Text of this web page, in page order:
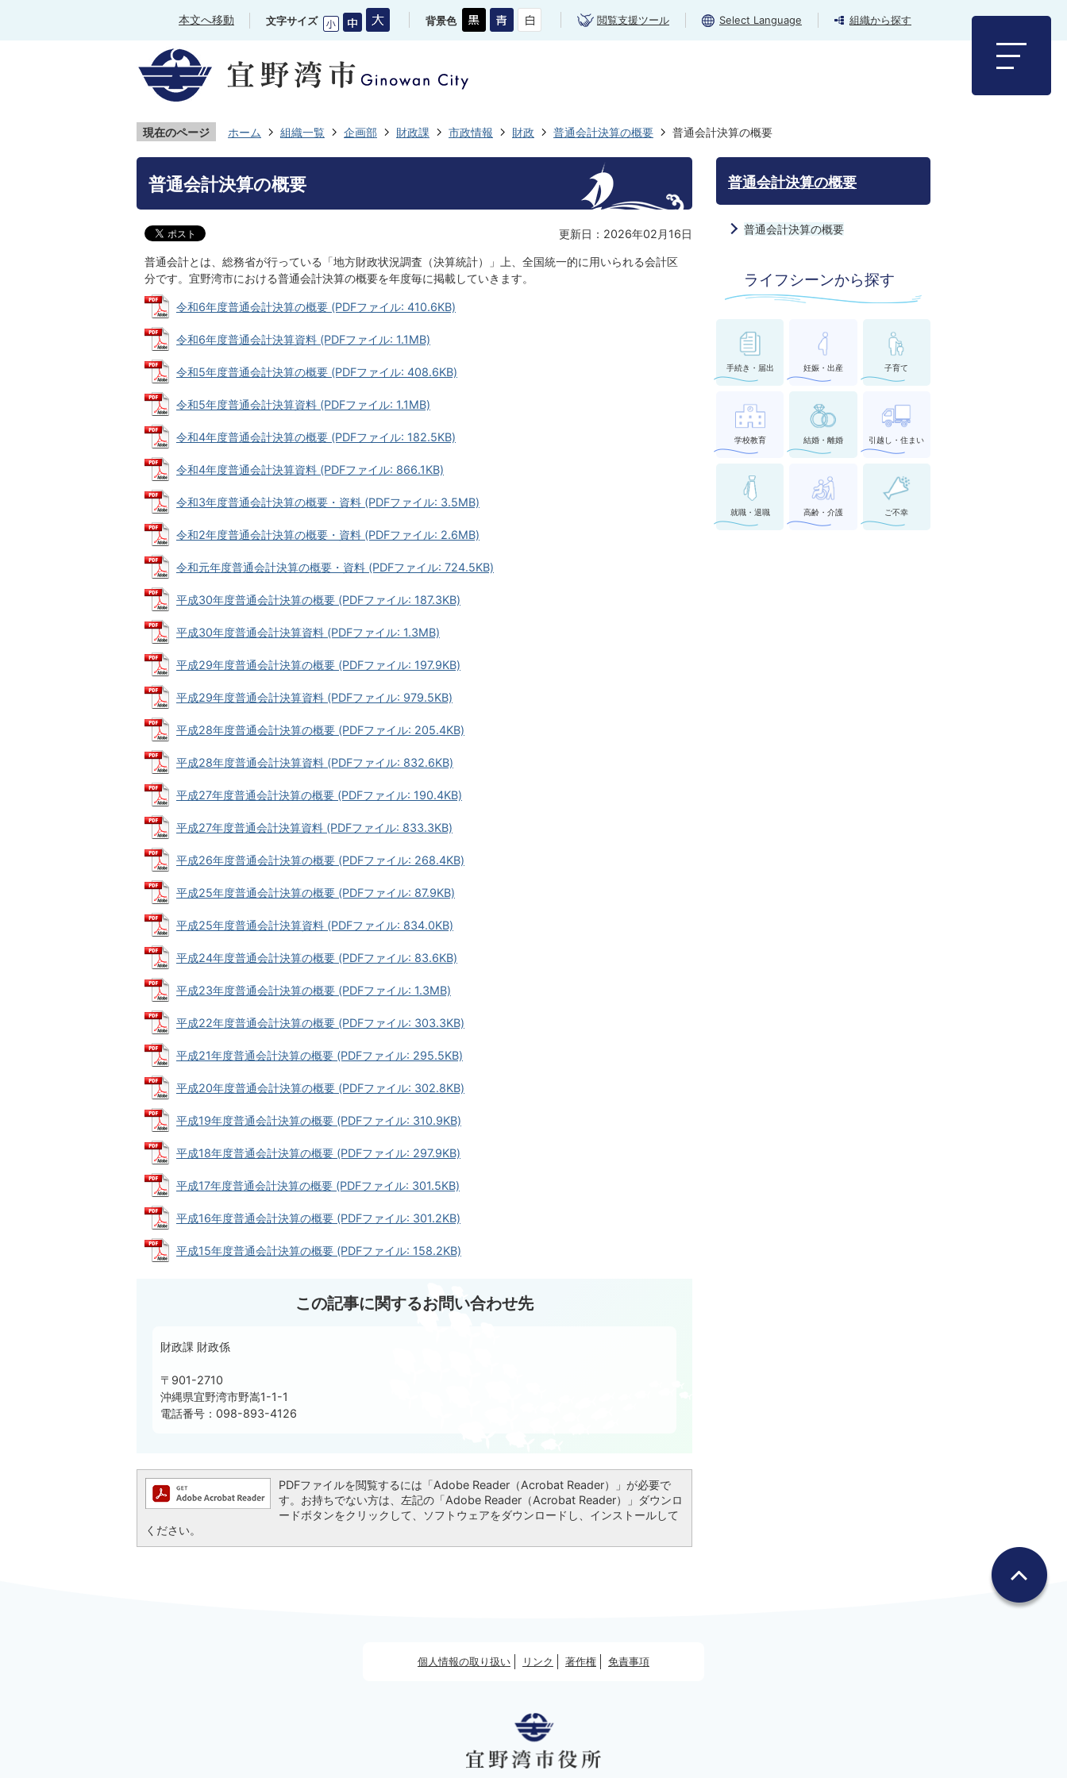
本文へ移動 文字サイズ 背景色 閲覧支援ツール Select Language 組織から探す
現在のページ ホーム 組織一覧 企画部 財政課 市政情報 財政 普通会計決算の概要 普通会計決算の概要
普通会計決算の概要
更新日：2026年02月16日
普通会計とは、総務省が行っている「地方財政状況調査（決算統計）」上、全国統一的に用いられる会計区
分です。宜野湾市における普通会計決算の概要を年度毎に掲載していきます。
令和6年度普通会計決算の概要 (PDFファイル: 410.6KB)
令和6年度普通会計決算資料 (PDFファイル: 1.1MB)
令和5年度普通会計決算の概要 (PDFファイル: 408.6KB)
令和5年度普通会計決算資料 (PDFファイル: 1.1MB)
令和4年度普通会計決算の概要 (PDFファイル: 182.5KB)
令和4年度普通会計決算資料 (PDFファイル: 866.1KB)
令和3年度普通会計決算の概要・資料 (PDFファイル: 3.5MB)
令和2年度普通会計決算の概要・資料 (PDFファイル: 2.6MB)
令和元年度普通会計決算の概要・資料 (PDFファイル: 724.5KB)
平成30年度普通会計決算の概要 (PDFファイル: 187.3KB)
平成30年度普通会計決算資料 (PDFファイル: 1.3MB)
平成29年度普通会計決算の概要 (PDFファイル: 197.9KB)
平成29年度普通会計決算資料 (PDFファイル: 979.5KB)
平成28年度普通会計決算の概要 (PDFファイル: 205.4KB)
平成28年度普通会計決算資料 (PDFファイル: 832.6KB)
平成27年度普通会計決算の概要 (PDFファイル: 190.4KB)
平成27年度普通会計決算資料 (PDFファイル: 833.3KB)
平成26年度普通会計決算の概要 (PDFファイル: 268.4KB)
平成25年度普通会計決算の概要 (PDFファイル: 87.9KB)
平成25年度普通会計決算資料 (PDFファイル: 834.0KB)
平成24年度普通会計決算の概要 (PDFファイル: 83.6KB)
平成23年度普通会計決算の概要 (PDFファイル: 1.3MB)
平成22年度普通会計決算の概要 (PDFファイル: 303.3KB)
平成21年度普通会計決算の概要 (PDFファイル: 295.5KB)
平成20年度普通会計決算の概要 (PDFファイル: 302.8KB)
平成19年度普通会計決算の概要 (PDFファイル: 310.9KB)
平成18年度普通会計決算の概要 (PDFファイル: 297.9KB)
平成17年度普通会計決算の概要 (PDFファイル: 301.5KB)
平成16年度普通会計決算の概要 (PDFファイル: 301.2KB)
平成15年度普通会計決算の概要 (PDFファイル: 158.2KB)
この記事に関するお問い合わせ先
財政課 財政係
〒901-2710
沖縄県宜野湾市野嵩1-1-1
電話番号：098-893-4126
PDFファイルを閲覧するには「Adobe Reader（Acrobat Reader）」が必要で
す。お持ちでない方は、左記の「Adobe Reader（Acrobat Reader）」ダウンロ
ードボタンをクリックして、ソフトウェアをダウンロードし、インストールして
ください。
普通会計決算の概要
普通会計決算の概要
ライフシーンから探す
手続き・届出 妊娠・出産 子育て
学校教育 結婚・離婚 引越し・住まい
就職・退職 高齢・介護 ご不幸
個人情報の取り扱い リンク 著作権 免責事項